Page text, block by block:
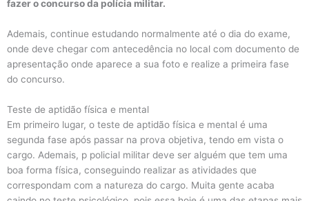
fazer o concurso da polícia militar.
Ademais, continue estudando normalmente até o dia do exame,
onde deve chegar com antecedência no local com documento de
apresentação onde aparece a sua foto e realize a primeira fase
do concurso.
Teste de aptidão física e mental
Em primeiro lugar, o teste de aptidão física e mental é uma
segunda fase após passar na prova objetiva, tendo em vista o
cargo. Ademais, p policial militar deve ser alguém que tem uma
boa forma física, conseguindo realizar as atividades que
correspondam com a natureza do cargo. Muita gente acaba